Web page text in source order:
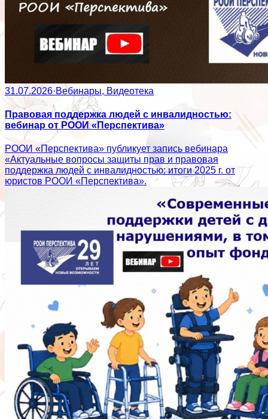
31.07.2026·Вебинары, Видеотека
Правовая поддержка людей с инвалидностью:
вебинар от РООИ «Перспектива»
РООИ «Перспектива» публикует запись вебинара
«Актуальные вопросы защиты прав и правовая
поддержка людей с инвалидностью: итоги 2025 г. от
юристов РООИ «Перспектива».